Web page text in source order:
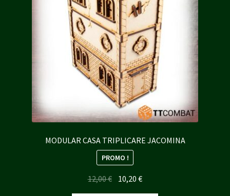
MODULAR CASA TRIPLICARE JACOMINA
PROMO !
12,00€ Le10,20€Le